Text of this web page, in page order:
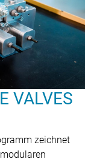
VALVES
zeichnet